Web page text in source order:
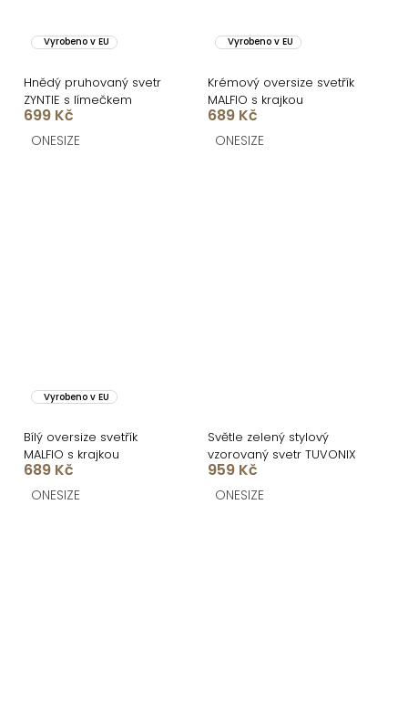
Vyrobeno v EU
Hnědý pruhovaný svetr
ZYNTIE s límečkem
699 Kč
ONESIZE
Vyrobeno v EU
Krémový oversize svetřík
MALFIO s krajkou
689 Kč
ONESIZE
Vyrobeno v EU
Bílý oversize svetřík
MALFIO s krajkou
689 Kč
ONESIZE
Světle zelený stylový
vzorovaný svetr TUVONIX
959 Kč
ONESIZE